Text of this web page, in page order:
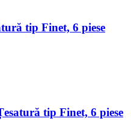
tip Finet, 6 piese
tip Finet, 6 piese